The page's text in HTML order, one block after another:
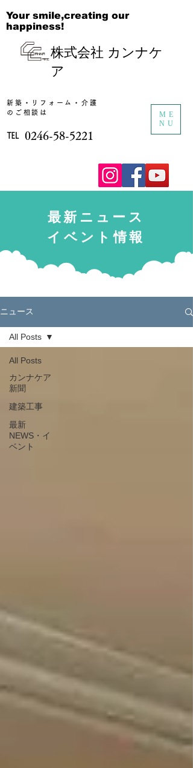
ME
NU
℡
株式会社 カンナケ
ア
新築・リフォーム・​介護
のご相談は
​0246-58-5221
Your smile,creating our
happiness!
​最新ニュース
イベント情報
ニュース
All Posts
カンナケア
新聞
建築工事
最新
NEWS・イ
ベント
All Posts